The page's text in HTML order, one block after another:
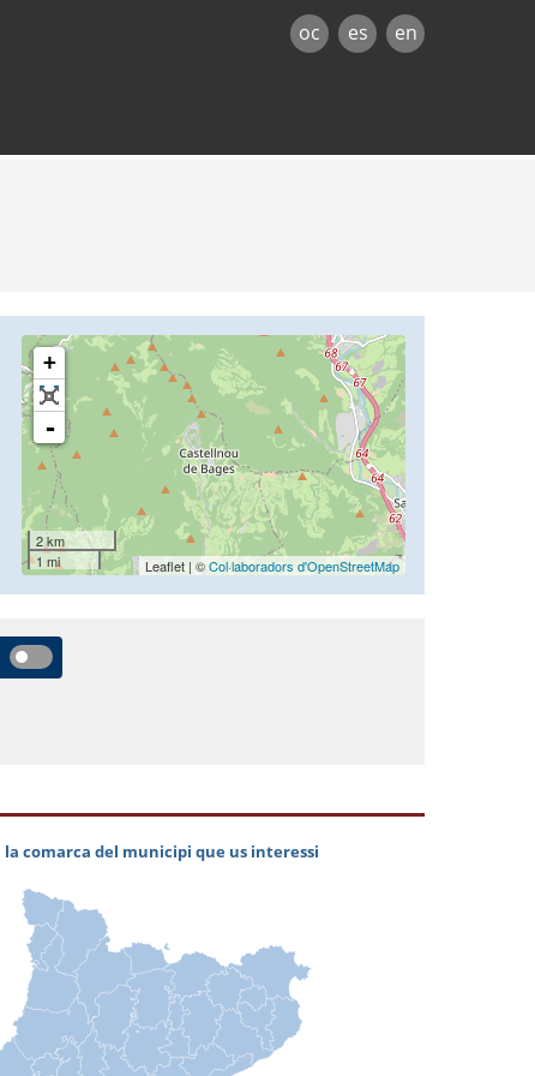
oc es en
+
-
2 km
1 mi
Leaflet | ©Col·laboradors d'OpenStreetMap